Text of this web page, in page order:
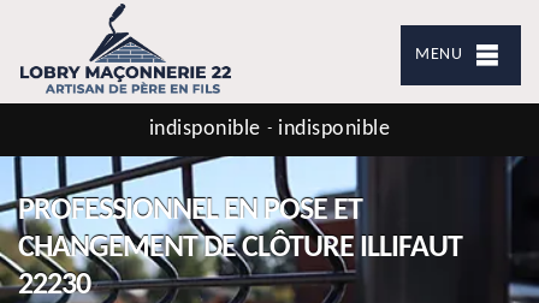
MENU
indisponible - indisponible
PROFESSIONNEL EN POSE ET
CHANGEMENT DE CLÔTURE ILLIFAUT
22230